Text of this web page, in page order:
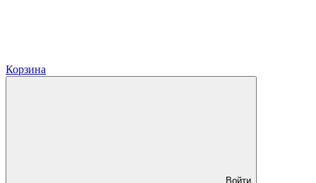
Корзина
Войти